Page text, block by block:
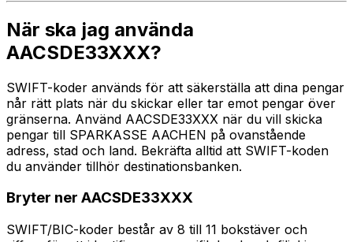
När ska jag använda
AACSDE33XXX?
SWIFT-koder används för att säkerställa att dina pengar
når rätt plats när du skickar eller tar emot pengar över
gränserna. Använd AACSDE33XXX när du vill skicka
pengar till SPARKASSE AACHEN på ovanstående
adress, stad och land. Bekräfta alltid att SWIFT-koden
du använder tillhör destinationsbanken.
Bryter ner AACSDE33XXX
SWIFT/BIC-koder består av 8 till 11 bokstäver och